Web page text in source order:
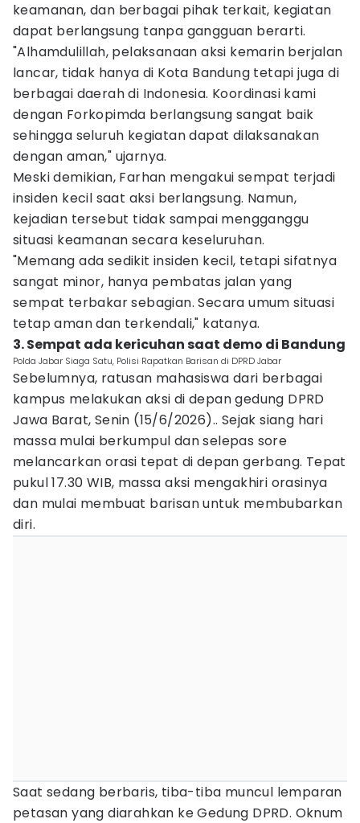
keamanan, dan berbagai pihak terkait, kegiatan
dapat berlangsung tanpa gangguan berarti.
"Alhamdulillah, pelaksanaan aksi kemarin berjalan
lancar, tidak hanya di Kota Bandung tetapi juga di
berbagai daerah di Indonesia. Koordinasi kami
dengan Forkopimda berlangsung sangat baik
sehingga seluruh kegiatan dapat dilaksanakan
dengan aman," ujarnya.
Meski demikian, Farhan mengakui sempat terjadi
insiden kecil saat aksi berlangsung. Namun,
kejadian tersebut tidak sampai mengganggu
situasi keamanan secara keseluruhan.
"Memang ada sedikit insiden kecil, tetapi sifatnya
sangat minor, hanya pembatas jalan yang
sempat terbakar sebagian. Secara umum situasi
tetap aman dan terkendali," katanya.
3. Sempat ada kericuhan saat demo di Bandung
Polda Jabar Siaga Satu, Polisi Rapatkan Barisan di DPRD Jabar
Sebelumnya, ratusan mahasiswa dari berbagai
kampus melakukan aksi di depan gedung DPRD
Jawa Barat, Senin (15/6/2026).. Sejak siang hari
massa mulai berkumpul dan selepas sore
melancarkan orasi tepat di depan gerbang. Tepat
pukul 17.30 WIB, massa aksi mengakhiri orasinya
dan mulai membuat barisan untuk membubarkan
diri.
Saat sedang berbaris, tiba-tiba muncul lemparan
petasan yang diarahkan ke Gedung DPRD. Oknum